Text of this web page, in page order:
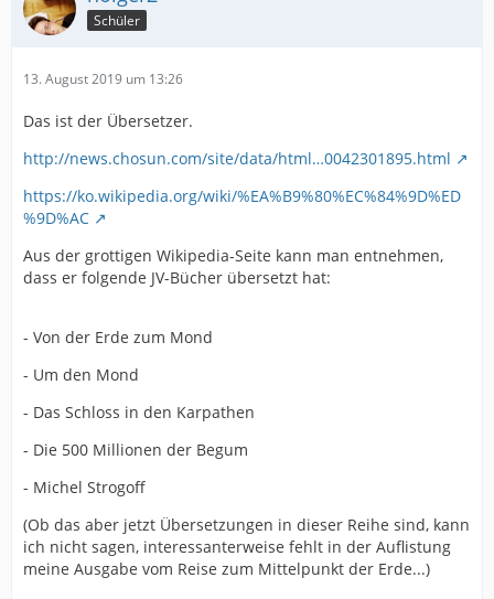
Schüler
13. August 2019 um 13:26
Das ist der Übersetzer.
http://news.chosun.com/site/data/html…0042301895.html
https://ko.wikipedia.org/wiki/%EA%B9%80%EC%84%9D%ED
%9D%AC
Aus der grottigen Wikipedia-Seite kann man entnehmen,
dass er folgende JV-Bücher übersetzt hat:
- Von der Erde zum Mond
- Um den Mond
- Das Schloss in den Karpathen
- Die 500 Millionen der Begum
- Michel Strogoff
(Ob das aber jetzt Übersetzungen in dieser Reihe sind, kann
ich nicht sagen, interessanterweise fehlt in der Auflistung
meine Ausgabe vom Reise zum Mittelpunkt der Erde...)